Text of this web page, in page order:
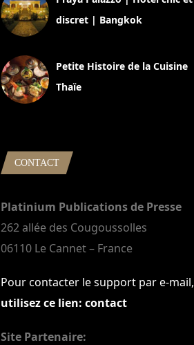
discret | Bangkok
Petite Histoire de la Cuisine
Thaïe
CONTACT
Platinium Publications de Presse
262 allée des Cougoussolles
06110 Le Cannet – France
Pour contacter le support par e-mail,
utilisez ce lien: contact
Site Partenaire: